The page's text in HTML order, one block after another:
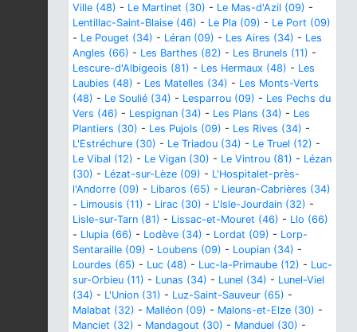
Ville (48) - Le Martinet (30) - Le Mas-d'Azil (09) -
Lentillac-Saint-Blaise (46) - Le Pla (09) - Le Port (09)
- Le Pouget (34) - Léran (09) - Les Aires (34) - Les
Angles (66) - Les Barthes (82) - Les Brunels (11) -
Lescure-d'Albigeois (81) - Les Hermaux (48) - Les
Laubies (48) - Les Matelles (34) - Les Monts-Verts
(48) - Le Soulié (34) - Lesparrou (09) - Les Pechs du
Vers (46) - Lespignan (34) - Les Plans (34) - Les
Plantiers (30) - Les Pujols (09) - Les Rives (34) -
L'Estréchure (30) - Le Triadou (34) - Le Truel (12) -
Le Vibal (12) - Le Vigan (30) - Le Vintrou (81) - Lézan
(30) - Lézat-sur-Lèze (09) - L'Hospitalet-près-
l'Andorre (09) - Libaros (65) - Lieuran-Cabrières (34)
- Limousis (11) - Lirac (30) - L'Isle-Jourdain (32) -
Lisle-sur-Tarn (81) - Lissac-et-Mouret (46) - Llo (66)
- Llupia (66) - Lodève (34) - Lordat (09) - Lorp-
Sentaraille (09) - Loubens (09) - Loupian (34) -
Lourdes (65) - Luc (48) - Luc-la-Primaube (12) - Luc-
sur-Orbieu (11) - Lunas (34) - Lunel (34) - Lunel-Viel
(34) - L'Union (31) - Luz-Saint-Sauveur (65) -
Malabat (32) - Malléon (09) - Malons-et-Elze (30) -
Manciet (32) - Mandagout (30) - Manduel (30) -